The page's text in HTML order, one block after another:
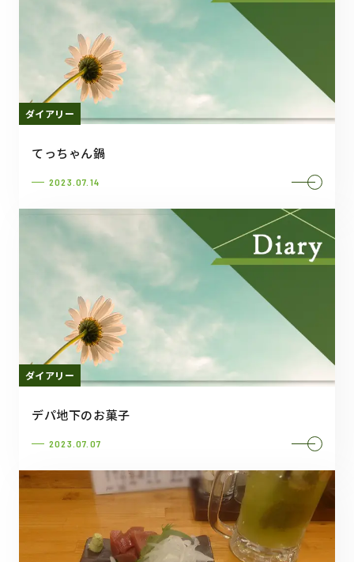
ダイアリー
てっちゃん鍋
2023.07.14
ダイアリー
デパ地下のお菓子
2023.07.07